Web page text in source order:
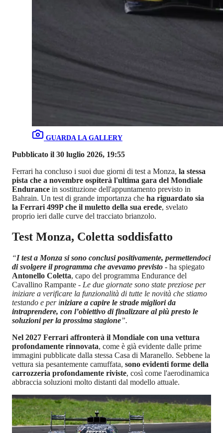
GUARDA LA GALLERY
Pubblicato il 30 luglio 2026, 19:55
Ferrari ha concluso i suoi due giorni di test a Monza, la stessa
pista che a novembre ospiterà l'ultima gara del Mondiale
Endurance in sostituzione dell'appuntamento previsto in
Bahrain. Un test di grande importanza che ha riguardato sia
la Ferrari 499P che il muletto della sua erede, svelato
proprio ieri dalle curve del tracciato brianzolo.
Test Monza, Coletta soddisfatto
“I test a Monza si sono conclusi positivamente, permettendoci
di svolgere il programma che avevamo previsto - ha spiegato
Antonello Coletta, capo del programma Endurance del
Cavallino Rampante - Le due giornate sono state preziose per
iniziare a verificare la funzionalità di tutte le novità che stiamo
testando e per iniziare a capire le strade migliori da
intraprendere, con l’obiettivo di finalizzare al più presto le
soluzioni per la prossima stagione”.
Nel 2027 Ferrari affronterà il Mondiale con una vettura
profondamente rinnovata, come è già evidente dalle prime
immagini pubblicate dalla stessa Casa di Maranello. Sebbene la
vettura sia pesantemente camuffata, sono evidenti forme della
carrozzeria profondamente riviste, così come l'aerodinamica
abbraccia soluzioni molto distanti dal modello attuale.